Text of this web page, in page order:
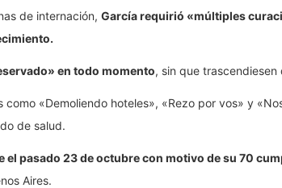
de internación, García requirió «múltiples
en todo momento, sin que
como «Demoliendo hoteles», «Rezo por vos» y
de salud.
el pasado 23 de octubre con motivo de su 70
Aires.